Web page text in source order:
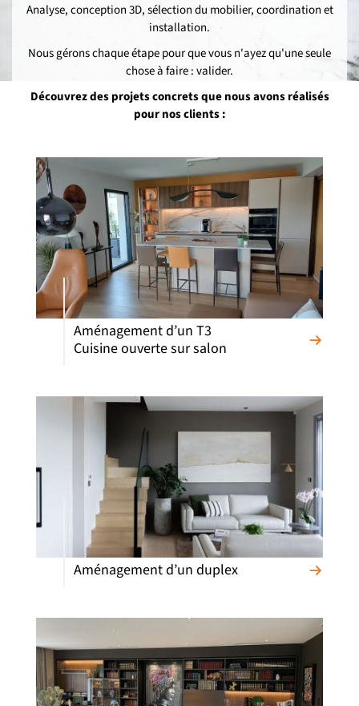
Analyse, conception 3D, sélection du mobilier, coordination et
installation.
Nous gérons chaque étape pour que vous n'ayez qu'une seule
chose à faire : valider.
Découvrez des projets concrets que nous avons réalisés
pour nos clients :
Aménagement d’un T3
Cuisine ouverte sur salon
Aménagement d’un duplex